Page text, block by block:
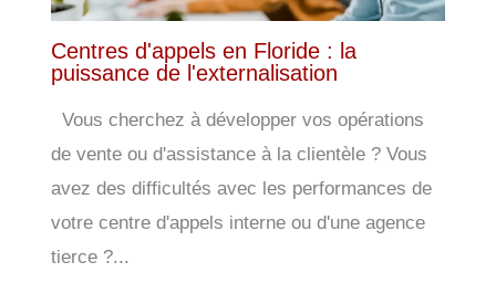
Centres d'appels en Floride : la
puissance de l'externalisation
Vous cherchez à développer vos opérations
de vente ou d'assistance à la clientèle ? Vous
avez des difficultés avec les performances de
votre centre d'appels interne ou d'une agence
tierce ?...